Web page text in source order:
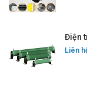
Điện
Liên